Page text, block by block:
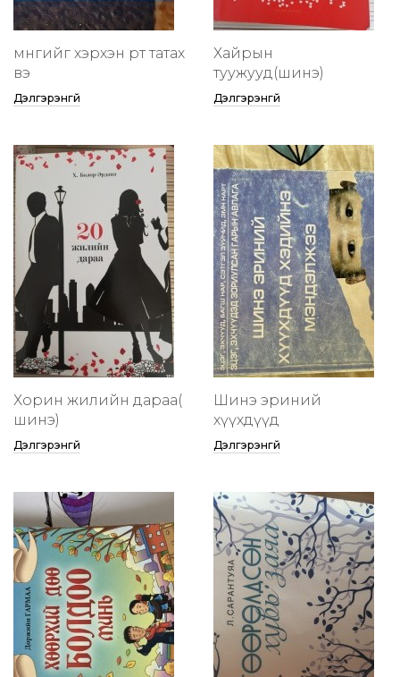
мөнгийг хэрхэн өөртөө татах
вэ
Дэлгэрэнгүй
Хайрын
туужууд(шинэ)
Дэлгэрэнгүй
Хорин жилийн дараа(
шинэ)
Дэлгэрэнгүй
Шинэ эриний
хүүхдүүд
Дэлгэрэнгүй